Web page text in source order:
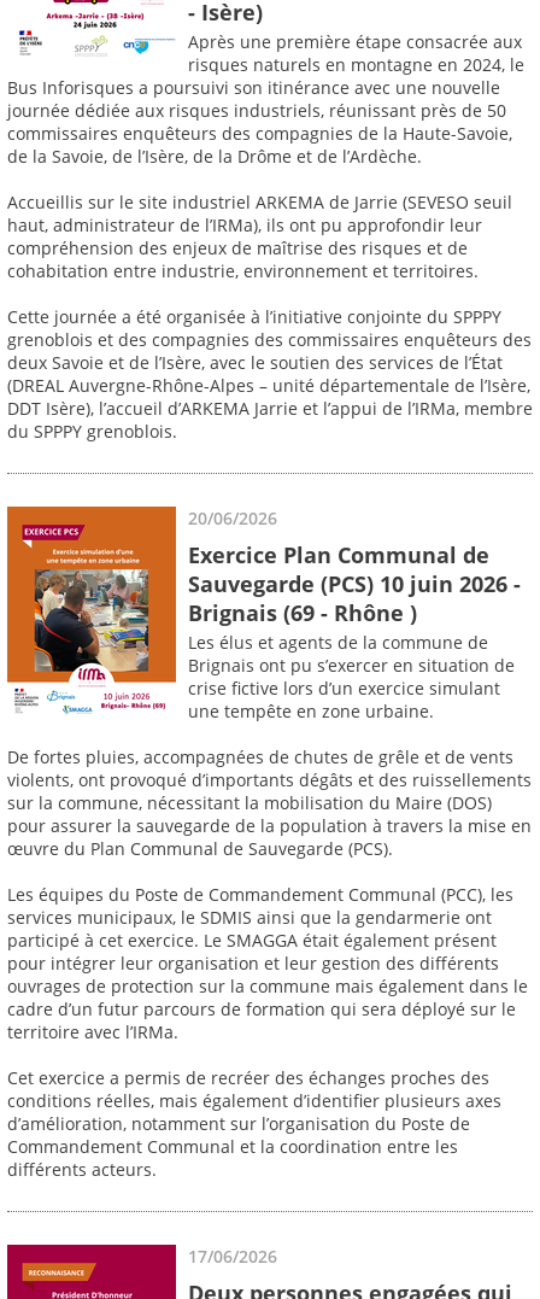
- Isère)
Après une première étape consacrée aux
risques naturels en montagne en 2024, le
Bus Inforisques a poursuivi son itinérance avec une nouvelle
journée dédiée aux risques industriels, réunissant près de 50
commissaires enquêteurs des compagnies de la Haute-Savoie,
de la Savoie, de l’Isère, de la Drôme et de l’Ardèche.
Accueillis sur le site industriel ARKEMA de Jarrie (SEVESO seuil
haut, administrateur de l’IRMa), ils ont pu approfondir leur
compréhension des enjeux de maîtrise des risques et de
cohabitation entre industrie, environnement et territoires.
Cette journée a été organisée à l’initiative conjointe du SPPPY
grenoblois et des compagnies des commissaires enquêteurs des
deux Savoie et de l’Isère, avec le soutien des services de l’État
(DREAL Auvergne-Rhône-Alpes – unité départementale de l’Isère,
DDT Isère), l’accueil d’ARKEMA Jarrie et l’appui de l’IRMa, membre
du SPPPY grenoblois.
20/06/2026
Exercice Plan Communal de
Sauvegarde (PCS) 10 juin 2026 -
Brignais (69 - Rhône )
Les élus et agents de la commune de
Brignais ont pu s’exercer en situation de
crise fictive lors d’un exercice simulant
une tempête en zone urbaine.
De fortes pluies, accompagnées de chutes de grêle et de vents
violents, ont provoqué d’importants dégâts et des ruissellements
sur la commune, nécessitant la mobilisation du Maire (DOS)
pour assurer la sauvegarde de la population à travers la mise en
œuvre du Plan Communal de Sauvegarde (PCS).
Les équipes du Poste de Commandement Communal (PCC), les
services municipaux, le SDMIS ainsi que la gendarmerie ont
participé à cet exercice. Le SMAGGA était également présent
pour intégrer leur organisation et leur gestion des différents
ouvrages de protection sur la commune mais également dans le
cadre d’un futur parcours de formation qui sera déployé sur le
territoire avec l’IRMa.
Cet exercice a permis de recréer des échanges proches des
conditions réelles, mais également d’identifier plusieurs axes
d’amélioration, notamment sur l’organisation du Poste de
Commandement Communal et la coordination entre les
différents acteurs.
17/06/2026
Deux personnes engagées qui